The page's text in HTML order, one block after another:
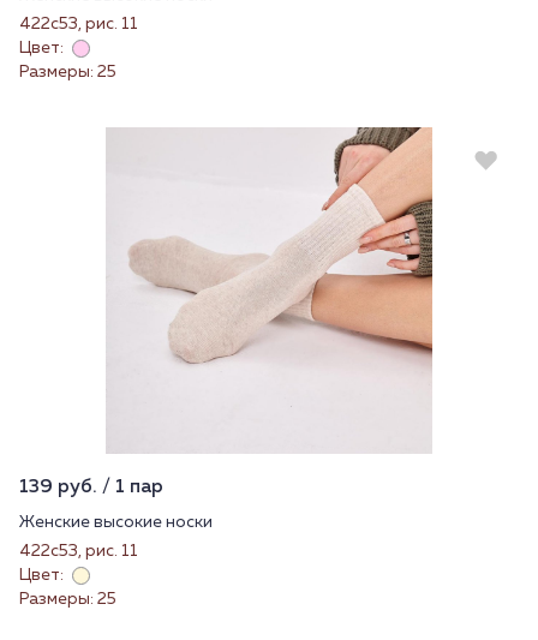
422с53, рис. 11
Цвет:
Размеры: 25
139 руб. / 1 пар
Женские высокие носки
422с53, рис. 11
Цвет:
Размеры: 25